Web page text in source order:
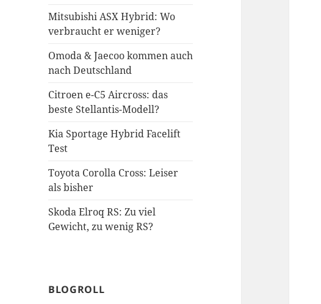
Mitsubishi ASX Hybrid: Wo
verbraucht er weniger?
Omoda & Jaecoo kommen auch
nach Deutschland
Citroen e-C5 Aircross: das
beste Stellantis-Modell?
Kia Sportage Hybrid Facelift
Test
Toyota Corolla Cross: Leiser
als bisher
Skoda Elroq RS: Zu viel
Gewicht, zu wenig RS?
BLOGROLL